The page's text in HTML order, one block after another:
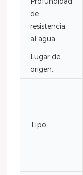
de
resistencia
al agua:
Lugar de
origen:
Tipo: